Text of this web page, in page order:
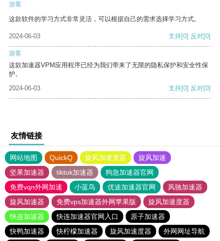
游客
这款软件的学习方式非常灵活，可以根据自己的需求选择学习方式。
2024-06-03 支持[0] 反对[0]
游客
这款加速器VPM应用程序已经为我们带来了无限的隐私保护和安全性保
护。
2024-06-03
支持[0] 反对[0]
友情链接
网站地图 QuickQ 旋风加速度器
旋风加速
坚果加速器
tiktok加速器
狗急加速器官网
免费vqn外网加速
小蓝鸟 优途加速器官网
风驰加速器
旋风加速器
免费vps加速器外网苹果版
旋风加速度器
快连加速器
快连加速器官网入口
原子加速器
快鸭加速器
快柠檬加速器 旋风加速度器 外网网址导航